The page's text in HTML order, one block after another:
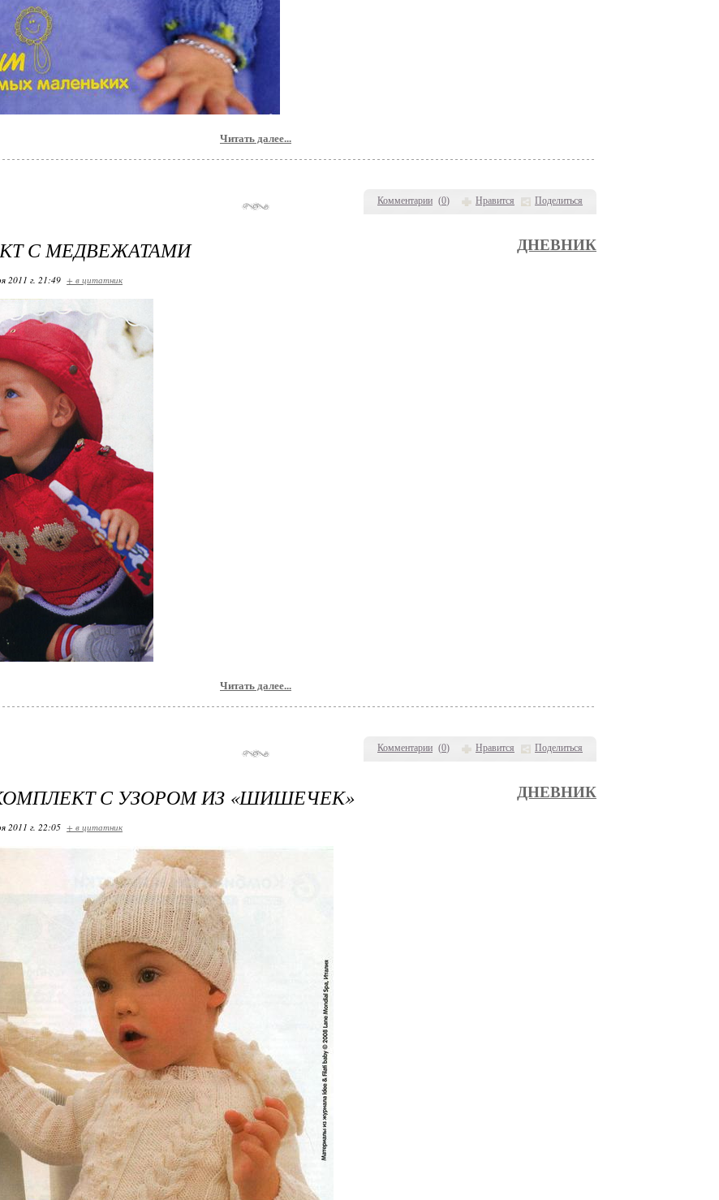
Комментарии (0) Нравится Поделиться
Читать далее...
Комментарии (0) Нравится Поделиться
С МЕДВЕЖАТАМИ ДНЕВНИК
2011 г. 21:49 + в цитатник
Читать далее...
С УЗОРОМ ИЗ «ШИШЕЧЕК» ДНЕВНИК
2011 г. 22:05 + в цитатник